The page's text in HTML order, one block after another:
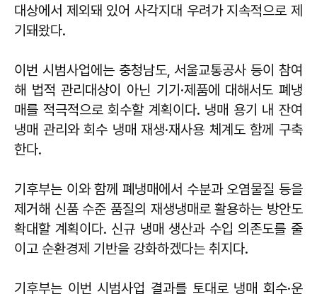
대상에서 제외돼 있어 사각지대 우려가 지속적으로 제
기돼왔다.
이번 시범사업에는 충청남도, 서울교통공사 등이 참여
해 법적 관리대상이 아닌 기기·제품에 대해서도 폐냉
매를 적극적으로 회수할 계획이다. 냉매 용기 내 잔여
냉매 관리와 회수 냉매 재생·재사용 체계도 함께 구축
한다.
기후부는 이와 함께 폐냉매에서 수분과 오염물질 등을
제거해 신품 수준 품질의 재생냉매로 활용하는 방안도
확대할 계획이다. 신규 냉매 생산과 수입 의존도를 줄
이고 순환경제 기반을 강화하겠다는 취지다.
기후부는 이번 시범사업 결과를 토대로 냉매 회수·운